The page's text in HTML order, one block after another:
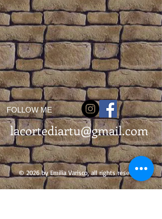
FOLLOW ME
lacortediartu@gmail.com
© 2026 by Emilia Varisco, all rights reserved.